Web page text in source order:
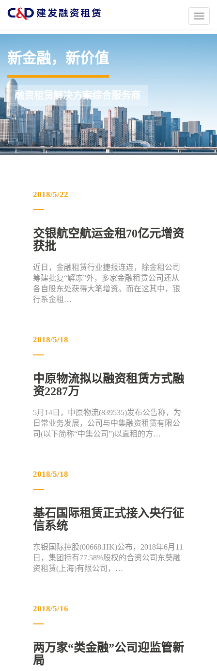
Toggle
新金融，新价值
融资租赁解决方案综合服务商
2018/5/22
交银航空航运金租70亿元增资
获批
近日，金融租赁行业捷报连连，除金租公司
筹建批复“解冻”外，多家金融租赁公司还从
各自股东处获得大笔增资。而在这其中，银
行系金租…
2018/5/18
中原物流拟以融资租赁方式融
资2287万
5月14日，中原物流(839535)发布公告称，为
日常业务发展，公司与中集融资租赁有限公
司(以下简称“中集公司”)以直租的方…
2018/5/18
基石国际租赁正式接入央行征
信系统
东银国际控股(00668.HK)公布，2018年6月11
日，集团持有77.58%股权的合资公司东葵融
资租赁(上海)有限公司，…
2018/5/16
两万家“类金融”公司迎监管新
局